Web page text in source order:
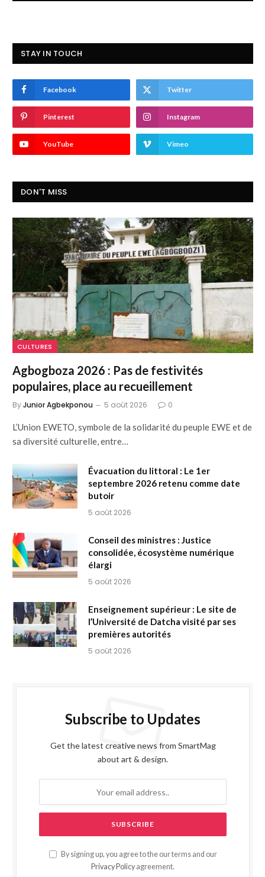
STAY IN TOUCH
Facebook Twitter
Pinterest Instagram
YouTube Vimeo
DON'T MISS
CULTURES
Agbogboza 2026 : Pas de festivités
populaires, place au recueillement
ByJunior Agbekponou 5 août 2026 0
L’Union EWETO, symbole de la solidarité du peuple EWE et de
sa diversité culturelle, entre…
Évacuation du littoral : Le 1er
septembre 2026 retenu comme date
butoir
5 août 2026
Conseil des ministres : Justice
consolidée, écosystème numérique
élargi
5 août 2026
Enseignement supérieur : Le site de
l’Université de Datcha visité par ses
premières autorités
5 août 2026
Subscribe to Updates
Get the latest creative news from SmartMag
about art & design.
By signing up, you agree to the our terms and our
Privacy Policy agreement.